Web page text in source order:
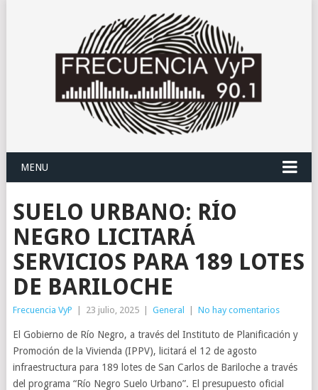
MENU
SUELO URBANO: RÍO
NEGRO LICITARÁ
SERVICIOS PARA 189 LOTES
DE BARILOCHE
Frecuencia VyP 23 julio, 2025 General No hay comentarios
El Gobierno de Río Negro, a través del Instituto de Planificación y
Promoción de la Vivienda (IPPV), licitará el 12 de agosto
infraestructura para 189 lotes de San Carlos de Bariloche a través
del programa “Río Negro Suelo Urbano”. El presupuesto oficial